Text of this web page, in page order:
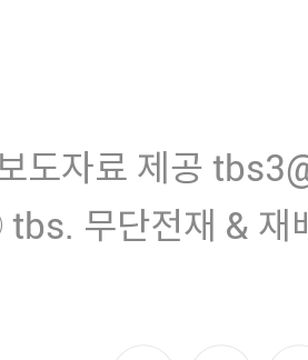
도자료 제공
무단전재 & 재